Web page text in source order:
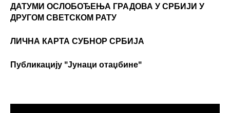
ДАТУМИ ОСЛОБОЂЕЊА ГРАДОВА У СРБИЈИ У
ДРУГОМ СВЕТСКОМ РАТУ
ЛИЧНА КАРТА СУБНОР СРБИЈА
Публикацију "Јунаци отаџбине"